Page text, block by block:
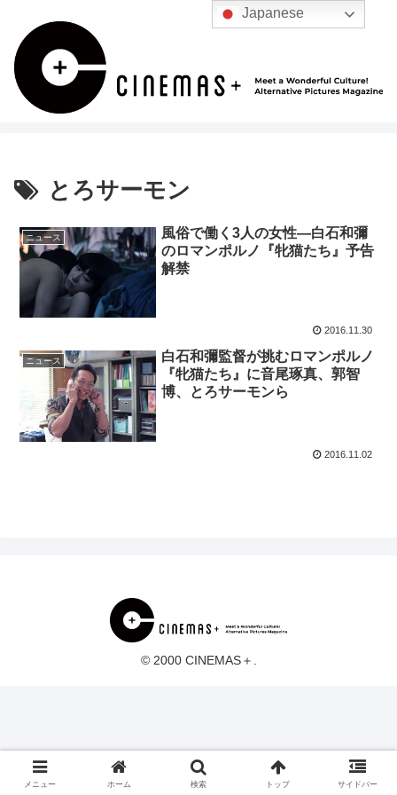
とろサーモン
ニュース
風俗で働く3人の女性―白石和彌
のロマンポルノ『牝猫たち』予告
解禁
2016.11.30
ニュース
白石和彌監督が挑むロマンポルノ
『牝猫たち』に音尾琢真、郭智
博、とろサーモンら
2016.11.02
© 2000 CINEMAS＋.
メニュー ホーム 検索 トップ サイドバー
Japanese